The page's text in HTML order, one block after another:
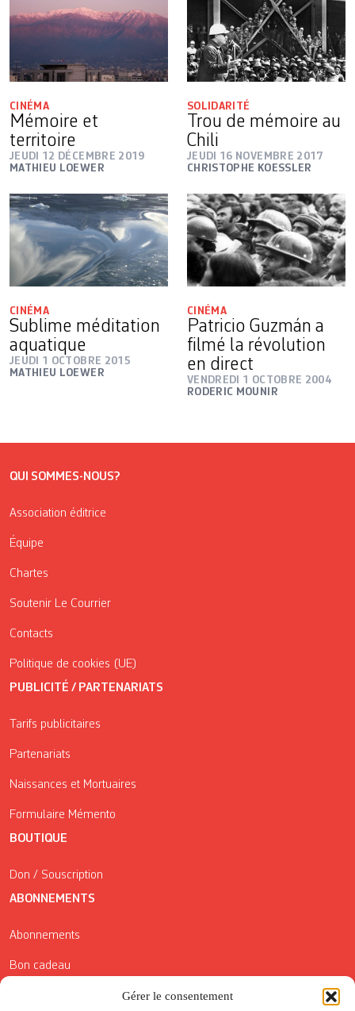
Gérer le consentement
CINÉMA
Mémoire et
territoire
JEUDI 12 DÉCEMBRE 2019
MATHIEU LOEWER
SOLIDARITÉ
Trou de mémoire au
Chili
JEUDI 16 NOVEMBRE 2017
CHRISTOPHE KOESSLER
CINÉMA
Sublime méditation
aquatique
JEUDI 1 OCTOBRE 2015
MATHIEU LOEWER
CINÉMA
Patricio Guzmán a
filmé la révolution
en direct
VENDREDI 1 OCTOBRE 2004
RODERIC MOUNIR
QUI SOMMES-NOUS?
Association éditrice
Équipe
Chartes
Soutenir Le Courrier
Contacts
Politique de cookies (UE)
PUBLICITÉ / PARTENARIATS
Tarifs publicitaires
Partenariats
Naissances et Mortuaires
Formulaire Mémento
BOUTIQUE
Don / Souscription
ABONNEMENTS
Abonnements
Bon cadeau
Conditions générales de vente